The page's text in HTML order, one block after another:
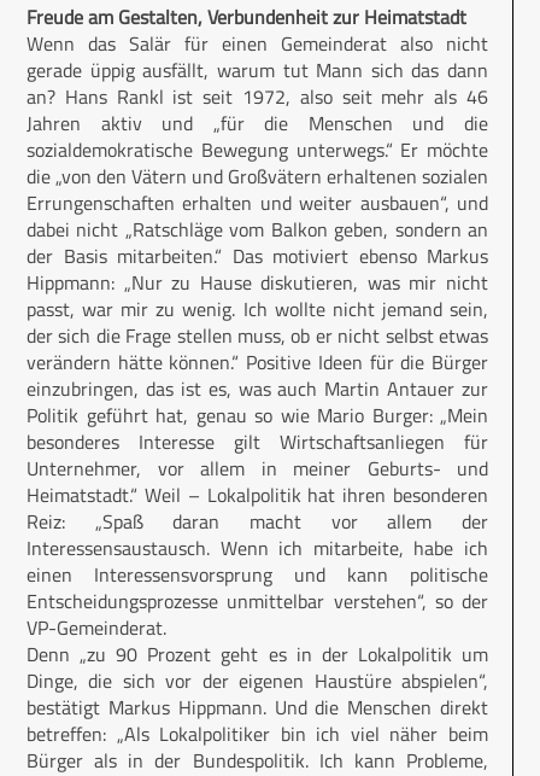
Freude am Gestalten, Verbundenheit zur Heimatstadt
Wenn das Salär für einen Gemeinderat also nicht
gerade üppig ausfällt, warum tut Mann sich das dann
an? Hans Rankl ist seit 1972, also seit mehr als 46
Jahren aktiv und „für die Menschen und die
sozialdemokratische Bewegung unterwegs.“ Er möchte
die „von den Vätern und Großvätern erhaltenen sozialen
Errungenschaften erhalten und weiter ausbauen“, und
dabei nicht „Ratschläge vom Balkon geben, sondern an
der Basis mitarbeiten.“ Das motiviert ebenso Markus
Hippmann: „Nur zu Hause diskutieren, was mir nicht
passt, war mir zu wenig. Ich wollte nicht jemand sein,
der sich die Frage stellen muss, ob er nicht selbst etwas
verändern hätte können.“ Positive Ideen für die Bürger
einzubringen, das ist es, was auch Martin Antauer zur
Politik geführt hat, genau so wie Mario Burger: „Mein
besonderes Interesse gilt Wirtschaftsanliegen für
Unternehmer, vor allem in meiner Geburts- und
Heimatstadt.“ Weil – Lokalpolitik hat ihren besonderen
Reiz: „Spaß daran macht vor allem der
Interessensaustausch. Wenn ich mitarbeite, habe ich
einen Interessensvorsprung und kann politische
Entscheidungsprozesse unmittelbar verstehen“, so der
VP-Gemeinderat.
Denn „zu 90 Prozent geht es in der Lokalpolitik um
Dinge, die sich vor der eigenen Haustüre abspielen“,
bestätigt Markus Hippmann. Und die Menschen direkt
betreffen: „Als Lokalpolitiker bin ich viel näher beim
Bürger als in der Bundespolitik. Ich kann Probleme,